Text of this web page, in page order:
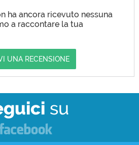
ha ancora ricevuto nessuna
a raccontare la tua
UNA RECENSIONE
su